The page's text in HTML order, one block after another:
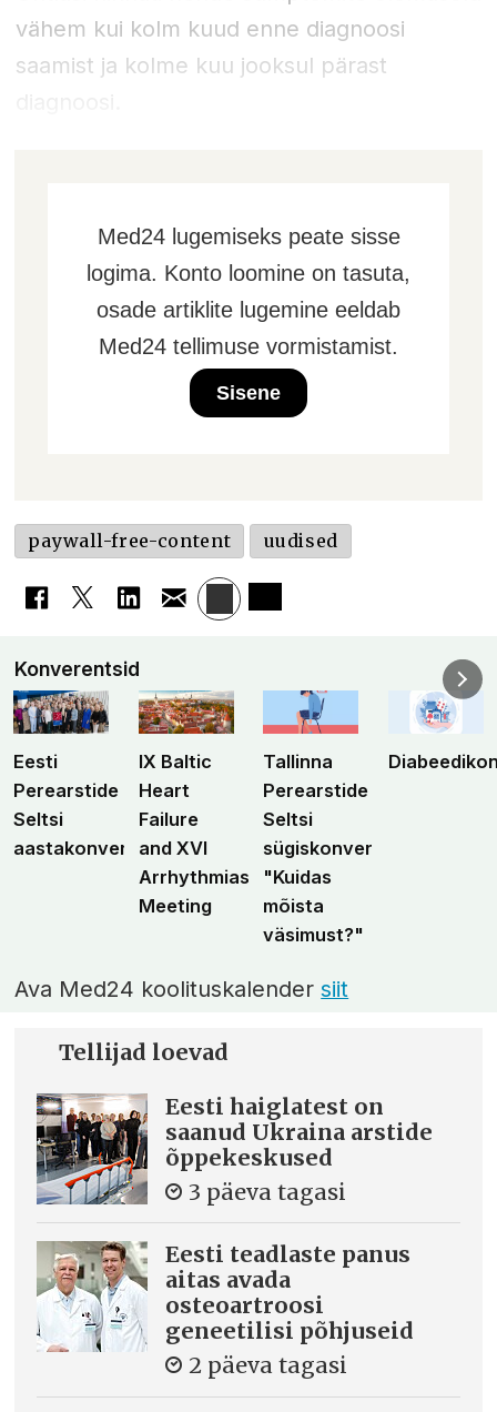
vähem kui kolm kuud enne diagnoosi
saamist ja kolme kuu jooksul pärast
Med24 lugemiseks peate sisse
logima. Konto loomine on tasuta,
osade artiklite lugemine eeldab
Med24 tellimuse vormistamist.
Sisene
paywall-free-content uudised
Konverentsid
Eesti
Perearstide
Seltsi
aastakonverents
IX Baltic
Heart
Failure
and XVI
Arrhythmias
Meeting
Tallinna
Perearstide
Seltsi
sügiskonverents
"Kuidas
mõista
väsimust?"
Ava Med24 koolituskalendersiit
Tellijad loevad
Eesti haiglatest on
saanud Ukraina arstide
õppekeskused
3 päeva tagasi
Eesti teadlaste panus
aitas avada
osteoartroosi
geneetilisi põhjuseid
2 päeva tagasi